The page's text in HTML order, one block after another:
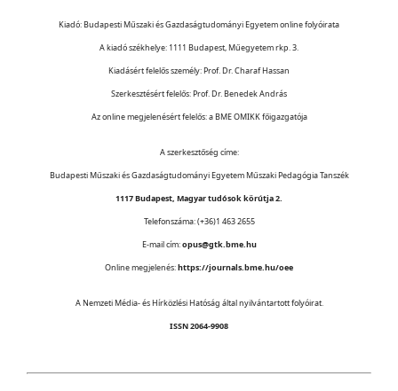
Kiadó: Budapesti Műszaki és Gazdaságtudományi Egyetem online folyóirata
A kiadó székhelye: 1111 Budapest, Műegyetem rkp. 3.
Kiadásért felelős személy: Prof. Dr. Charaf Hassan
Szerkesztésért felelős: Prof. Dr. Benedek András
Az online megjelenésért felelős: a BME OMIKK főigazgatója
A szerkesztőség címe:
Budapesti Műszaki és Gazdaságtudományi Egyetem Műszaki Pedagógia Tanszék
1117 Budapest, Magyar tudósok körútja 2.
Telefonszáma: (+36)1 463 2655
E-mail cím:opus@gtk.bme.hu
Online megjelenés:https://journals.bme.hu/oee
A Nemzeti Média- és Hírközlési Hatóság által nyilvántartott folyóirat.
ISSN 2064-9908